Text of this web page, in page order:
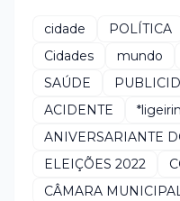
cidade POLÍTICA
Cidades
mundo
SAÚDE
ACIDENTE
ANIVERSARIANTE
ELEIÇÕES 2022
CÂMARA